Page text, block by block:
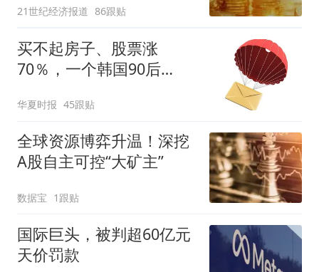
21世纪经济报道 86跟贴
买不起房子、股票涨
70％，一个韩国90后
华夏时报 45跟贴
全球资源博弈升温！深挖
A股自主可控“大矿主”
数据宝 1跟贴
国际巨头，被判超60亿元
天价罚款